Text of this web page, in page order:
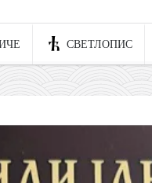
СВЕТЛОПИС